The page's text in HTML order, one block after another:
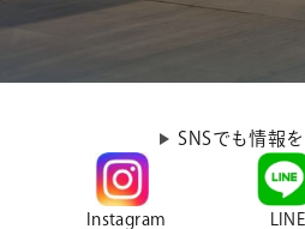
SNSでも情報
Instagram LINE